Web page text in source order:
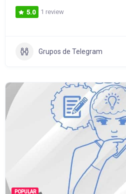
5.0 1 review
Grupos de Telegram
POPULAR